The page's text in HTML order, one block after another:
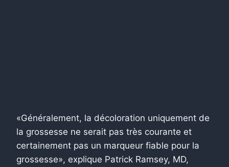
«Généralement, la décoloration uniquement de
la grossesse ne serait pas très courante et
certainement pas un marqueur fiable pour la
grossesse», explique Patrick Ramsey, MD,